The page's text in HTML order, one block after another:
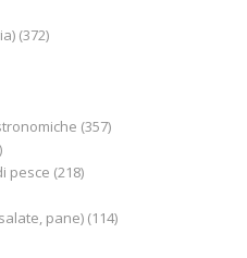
(372)
(357)
pesce (218)
pane) (114)